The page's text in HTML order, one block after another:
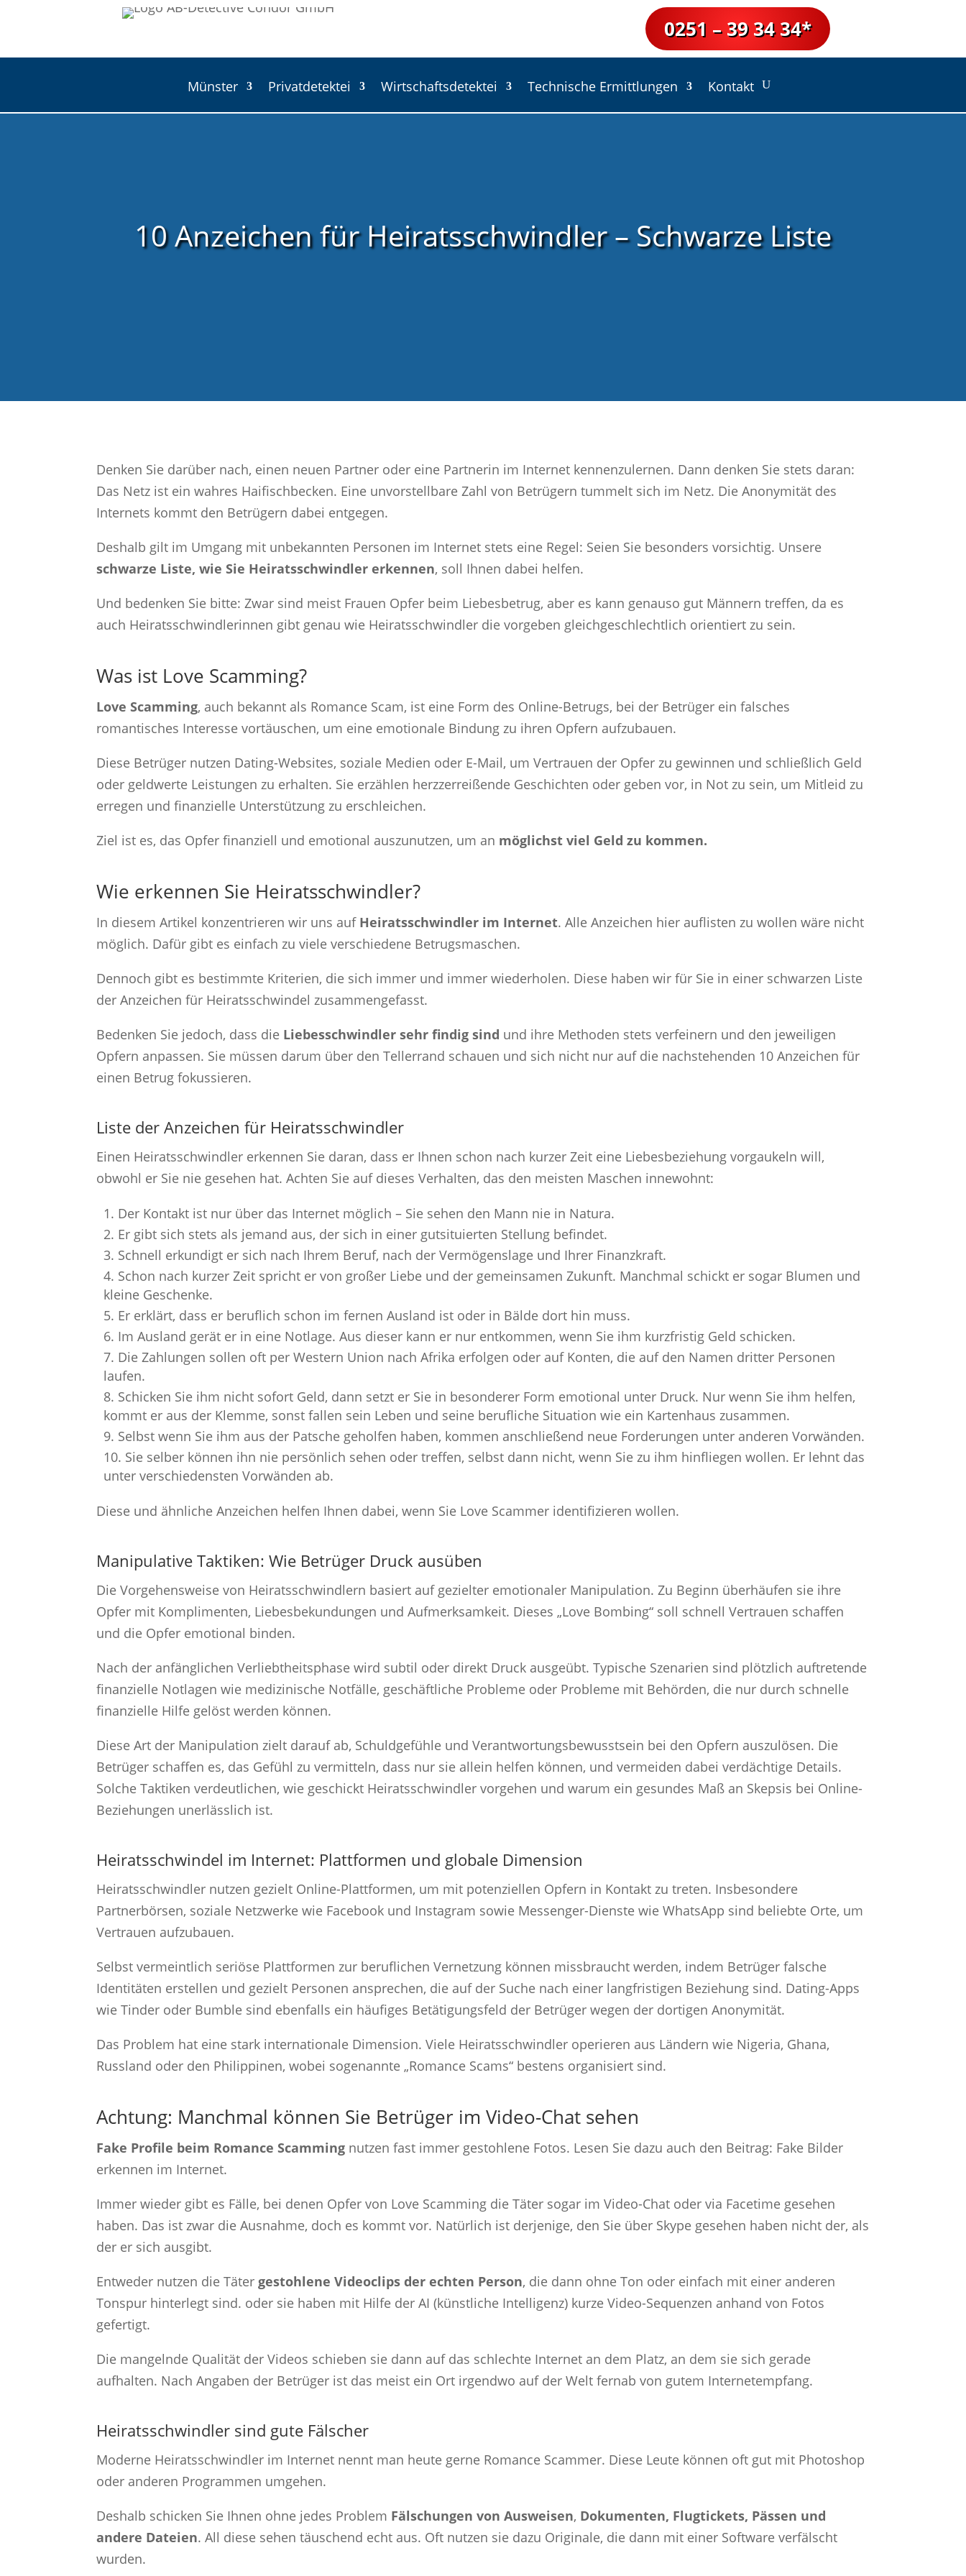
0251 – 39 34 34*
Münster Privatdetektei Wirtschaftsdetektei Technische Ermittlungen Kontakt
10 Anzeichen für Heiratsschwindler – Schwarze Liste
Denken Sie darüber nach, einen neuen Partner oder eine Partnerin im Internet kennenzulernen. Dann denken Sie stets daran:
Das Netz ist ein wahres Haifischbecken. Eine unvorstellbare Zahl von Betrügern tummelt sich im Netz. Die Anonymität des
Internets kommt den Betrügern dabei entgegen.
Deshalb gilt im Umgang mit unbekannten Personen im Internet stets eine Regel: Seien Sie besonders vorsichtig. Unsere
schwarze Liste, wie Sie Heiratsschwindler erkennen, soll Ihnen dabei helfen.
Und bedenken Sie bitte: Zwar sind meist Frauen Opfer beim Liebesbetrug, aber es kann genauso gut Männern treffen, da es
auch Heiratsschwindlerinnen gibt genau wie Heiratsschwindler die vorgeben gleichgeschlechtlich orientiert zu sein.
Was ist Love Scamming?
Love Scamming, auch bekannt als Romance Scam, ist eine Form des Online-Betrugs, bei der Betrüger ein falsches
romantisches Interesse vortäuschen, um eine emotionale Bindung zu ihren Opfern aufzubauen.
Diese Betrüger nutzen Dating-Websites, soziale Medien oder E-Mail, um Vertrauen der Opfer zu gewinnen und schließlich Geld
oder geldwerte Leistungen zu erhalten. Sie erzählen herzzerreißende Geschichten oder geben vor, in Not zu sein, um Mitleid zu
erregen und finanzielle Unterstützung zu erschleichen.
Ziel ist es, das Opfer finanziell und emotional auszunutzen, um an möglichst viel Geld zu kommen.
Wie erkennen Sie Heiratsschwindler?
In diesem Artikel konzentrieren wir uns auf Heiratsschwindler im Internet. Alle Anzeichen hier auflisten zu wollen wäre nicht
möglich. Dafür gibt es einfach zu viele verschiedene Betrugsmaschen.
Dennoch gibt es bestimmte Kriterien, die sich immer und immer wiederholen. Diese haben wir für Sie in einer schwarzen Liste
der Anzeichen für Heiratsschwindel zusammengefasst.
Bedenken Sie jedoch, dass die Liebesschwindler sehr findig sind und ihre Methoden stets verfeinern und den jeweiligen
Opfern anpassen. Sie müssen darum über den Tellerrand schauen und sich nicht nur auf die nachstehenden 10 Anzeichen für
einen Betrug fokussieren.
Liste der Anzeichen für Heiratsschwindler
Einen Heiratsschwindler erkennen Sie daran, dass er Ihnen schon nach kurzer Zeit eine Liebesbeziehung vorgaukeln will,
obwohl er Sie nie gesehen hat. Achten Sie auf dieses Verhalten, das den meisten Maschen innewohnt:
Der Kontakt ist nur über das Internet möglich – Sie sehen den Mann nie in Natura.
Er gibt sich stets als jemand aus, der sich in einer gutsituierten Stellung befindet.
Schnell erkundigt er sich nach Ihrem Beruf, nach der Vermögenslage und Ihrer Finanzkraft.
Schon nach kurzer Zeit spricht er von großer Liebe und der gemeinsamen Zukunft. Manchmal schickt er sogar Blumen und
kleine Geschenke.
Er erklärt, dass er beruflich schon im fernen Ausland ist oder in Bälde dort hin muss.
Im Ausland gerät er in eine Notlage. Aus dieser kann er nur entkommen, wenn Sie ihm kurzfristig Geld schicken.
Die Zahlungen sollen oft per Western Union nach Afrika erfolgen oder auf Konten, die auf den Namen dritter Personen
laufen.
Schicken Sie ihm nicht sofort Geld, dann setzt er Sie in besonderer Form emotional unter Druck. Nur wenn Sie ihm helfen,
kommt er aus der Klemme, sonst fallen sein Leben und seine berufliche Situation wie ein Kartenhaus zusammen.
Selbst wenn Sie ihm aus der Patsche geholfen haben, kommen anschließend neue Forderungen unter anderen Vorwänden.
Sie selber können ihn nie persönlich sehen oder treffen, selbst dann nicht, wenn Sie zu ihm hinfliegen wollen. Er lehnt das
unter verschiedensten Vorwänden ab.
Diese und ähnliche Anzeichen helfen Ihnen dabei, wenn Sie Love Scammer identifizieren wollen.
Manipulative Taktiken: Wie Betrüger Druck ausüben
Die Vorgehensweise von Heiratsschwindlern basiert auf gezielter emotionaler Manipulation. Zu Beginn überhäufen sie ihre
Opfer mit Komplimenten, Liebesbekundungen und Aufmerksamkeit. Dieses „Love Bombing“ soll schnell Vertrauen schaffen
und die Opfer emotional binden.
Nach der anfänglichen Verliebtheitsphase wird subtil oder direkt Druck ausgeübt. Typische Szenarien sind plötzlich auftretende
finanzielle Notlagen wie medizinische Notfälle, geschäftliche Probleme oder Probleme mit Behörden, die nur durch schnelle
finanzielle Hilfe gelöst werden können.
Diese Art der Manipulation zielt darauf ab, Schuldgefühle und Verantwortungsbewusstsein bei den Opfern auszulösen. Die
Betrüger schaffen es, das Gefühl zu vermitteln, dass nur sie allein helfen können, und vermeiden dabei verdächtige Details.
Solche Taktiken verdeutlichen, wie geschickt Heiratsschwindler vorgehen und warum ein gesundes Maß an Skepsis bei Online-
Beziehungen unerlässlich ist.
Heiratsschwindel im Internet: Plattformen und globale Dimension
Heiratsschwindler nutzen gezielt Online-Plattformen, um mit potenziellen Opfern in Kontakt zu treten. Insbesondere
Partnerbörsen, soziale Netzwerke wie Facebook und Instagram sowie Messenger-Dienste wie WhatsApp sind beliebte Orte, um
Vertrauen aufzubauen.
Selbst vermeintlich seriöse Plattformen zur beruflichen Vernetzung können missbraucht werden, indem Betrüger falsche
Identitäten erstellen und gezielt Personen ansprechen, die auf der Suche nach einer langfristigen Beziehung sind. Dating-Apps
wie Tinder oder Bumble sind ebenfalls ein häufiges Betätigungsfeld der Betrüger wegen der dortigen Anonymität.
Das Problem hat eine stark internationale Dimension. Viele Heiratsschwindler operieren aus Ländern wie Nigeria, Ghana,
Russland oder den Philippinen, wobei sogenannte „Romance Scams“ bestens organisiert sind.
Achtung: Manchmal können Sie Betrüger im Video-Chat sehen
Fake Profile beim Romance Scamming nutzen fast immer gestohlene Fotos. Lesen Sie dazu auch den Beitrag: Fake Bilder
erkennen im Internet.
Immer wieder gibt es Fälle, bei denen Opfer von Love Scamming die Täter sogar im Video-Chat oder via Facetime gesehen
haben. Das ist zwar die Ausnahme, doch es kommt vor. Natürlich ist derjenige, den Sie über Skype gesehen haben nicht der, als
der er sich ausgibt.
Entweder nutzen die Tätergestohlene Videoclips der echten Person, die dann ohne Ton oder einfach mit einer anderen
Tonspur hinterlegt sind. oder sie haben mit Hilfe der AI (künstliche Intelligenz) kurze Video-Sequenzen anhand von Fotos
gefertigt.
Die mangelnde Qualität der Videos schieben sie dann auf das schlechte Internet an dem Platz, an dem sie sich gerade
aufhalten. Nach Angaben der Betrüger ist das meist ein Ort irgendwo auf der Welt fernab von gutem Internetempfang.
Heiratsschwindler sind gute Fälscher
Moderne Heiratsschwindler im Internet nennt man heute gerne Romance Scammer. Diese Leute können oft gut mit Photoshop
oder anderen Programmen umgehen.
Deshalb schicken Sie Ihnen ohne jedes Problem Fälschungen von Ausweisen, Dokumenten, Flugtickets, Pässen und
andere Dateien. All diese sehen täuschend echt aus. Oft nutzen sie dazu Originale, die dann mit einer Software verfälscht
wurden.